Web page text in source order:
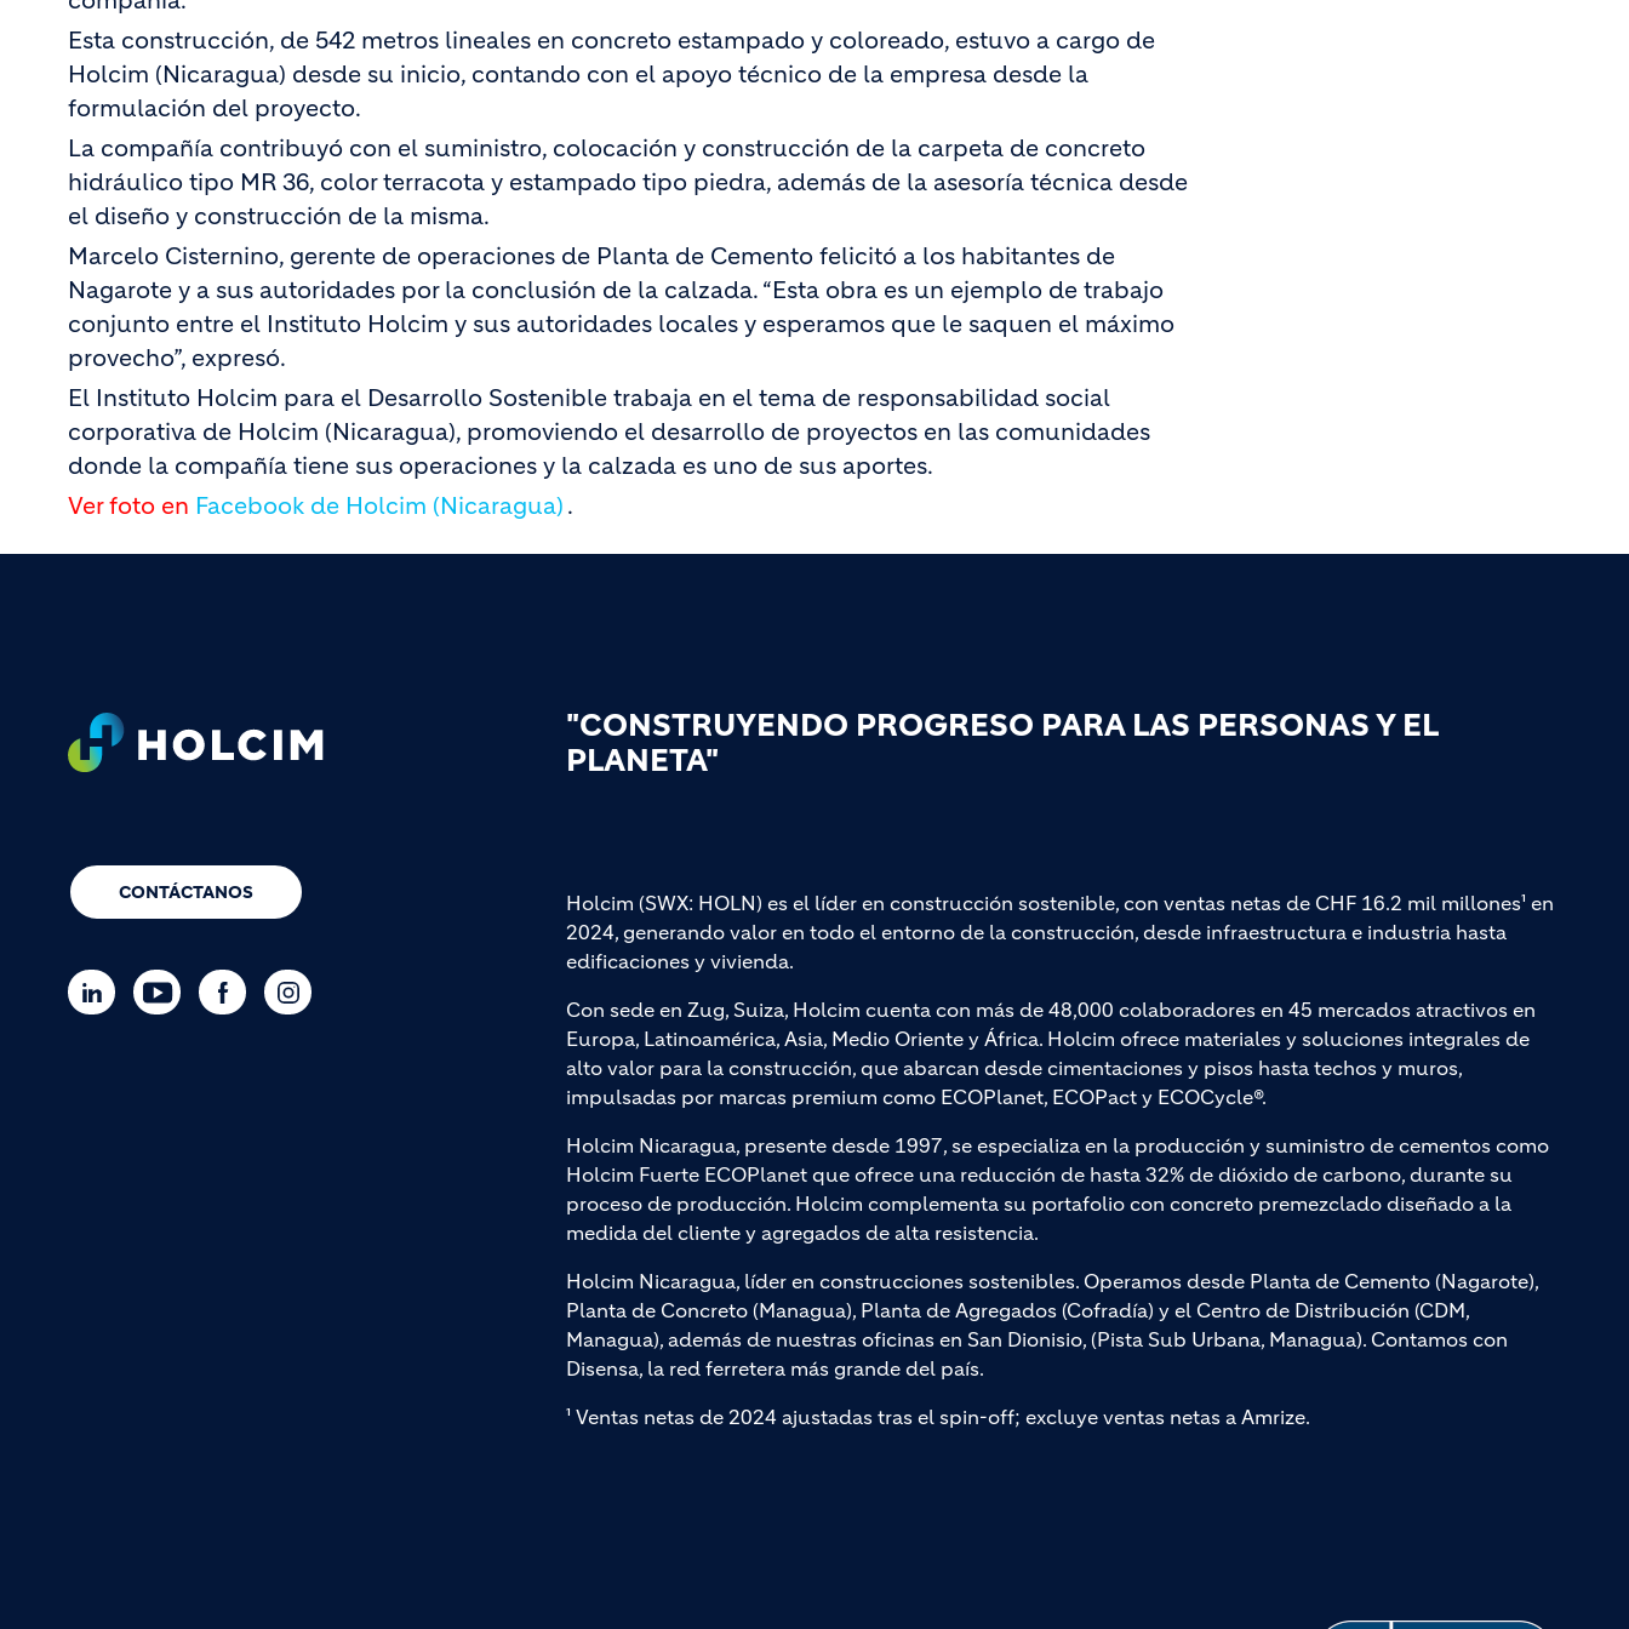
Esta construcción, de 542 metros lineales en concreto estampado y coloreado, estuvo a cargo de
Holcim (Nicaragua) desde su inicio, contando con el apoyo técnico de la empresa desde la
formulación del proyecto.
La compañía contribuyó con el suministro, colocación y construcción de la carpeta de concreto
hidráulico tipo MR 36, color terracota y estampado tipo piedra, además de la asesoría técnica desde
el diseño y construcción de la misma.
Marcelo Cisternino, gerente de operaciones de Planta de Cemento felicitó a los habitantes de
Nagarote y a sus autoridades por la conclusión de la calzada. “Esta obra es un ejemplo de trabajo
conjunto entre el Instituto Holcim y sus autoridades locales y esperamos que le saquen el máximo
provecho”, expresó.
El Instituto Holcim para el Desarrollo Sostenible trabaja en el tema de responsabilidad social
corporativa de Holcim (Nicaragua), promoviendo el desarrollo de proyectos en las comunidades
donde la compañía tiene sus operaciones y la calzada es uno de sus aportes.
Ver foto en Facebook de Holcim (Nicaragua) .
"CONSTRUYENDO PROGRESO PARA LAS PERSONAS Y EL
PLANETA"
CONTÁCTANOS
Holcim (SWX: HOLN) es el líder en construcción sostenible, con ventas netas de CHF 16.2 mil millones¹ en
2024, generando valor en todo el entorno de la construcción, desde infraestructura e industria hasta
edificaciones y vivienda.
Con sede en Zug, Suiza, Holcim cuenta con más de 48,000 colaboradores en 45 mercados atractivos en
Europa, Latinoamérica, Asia, Medio Oriente y África. Holcim ofrece materiales y soluciones integrales de
alto valor para la construcción, que abarcan desde cimentaciones y pisos hasta techos y muros,
impulsadas por marcas premium como ECOPlanet, ECOPact y ECOCycle®.
Holcim Nicaragua, presente desde 1997, se especializa en la producción y suministro de cementos como
Holcim Fuerte ECOPlanet que ofrece una reducción de hasta 32% de dióxido de carbono, durante su
proceso de producción. Holcim complementa su portafolio con concreto premezclado diseñado a la
medida del cliente y agregados de alta resistencia.
Holcim Nicaragua, líder en construcciones sostenibles. Operamos desde Planta de Cemento (Nagarote),
Planta de Concreto (Managua), Planta de Agregados (Cofradía) y el Centro de Distribución (CDM,
Managua), además de nuestras oficinas en San Dionisio, (Pista Sub Urbana, Managua). Contamos con
Disensa, la red ferretera más grande del país.
¹ Ventas netas de 2024 ajustadas tras el spin-off; excluye ventas netas a Amrize.